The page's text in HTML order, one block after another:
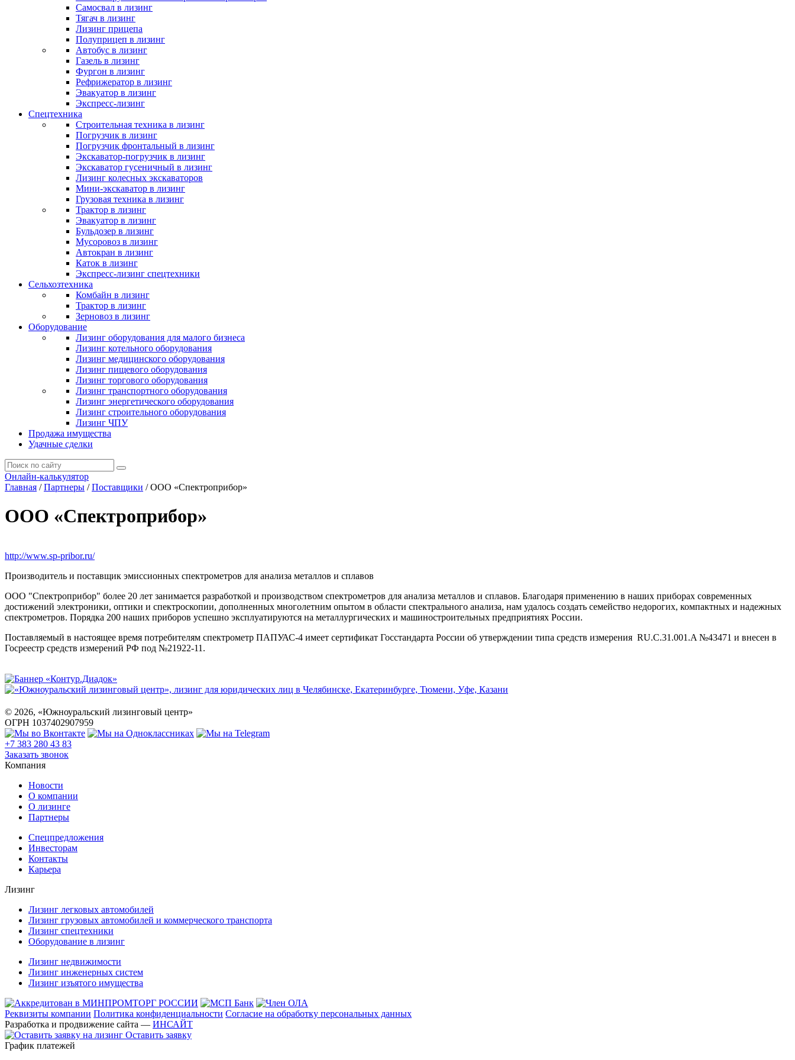
Самосвал в лизинг
Тягач в лизинг
Лизинг прицепа
Полуприцеп в лизинг
Автобус в лизинг
Газель в лизинг
Фургон в лизинг
Рефрижератор в лизинг
Эвакуатор в лизинг
Экспресс-лизинг
Спецтехника
Строительная техника в лизинг
Погрузчик в лизинг
Погрузчик фронтальный в лизинг
Экскаватор-погрузчик в лизинг
Экскаватор гусеничный в лизинг
Лизинг колесных экскаваторов
Мини-экскаватор в лизинг
Грузовая техника в лизинг
Трактор в лизинг
Эвакуатор в лизинг
Бульдозер в лизинг
Мусоровоз в лизинг
Автокран в лизинг
Каток в лизинг
Экспресс-лизинг спецтехники
Сельхозтехника
Комбайн в лизинг
Трактор в лизинг
Зерновоз в лизинг
Оборудование
Лизинг оборудования для малого бизнеса
Лизинг котельного оборудования
Лизинг медицинского оборудования
Лизинг пищевого оборудования
Лизинг торгового оборудования
Лизинг транспортного оборудования
Лизинг энергетического оборудования
Лизинг строительного оборудования
Лизинг ЧПУ
Продажа имущества
Удачные сделки
Онлайн-калькулятор
Главная / Партнеры / Поставщики / ООО «Спектроприбор»
ООО «Спектроприбор»
http://www.sp-pribor.ru/
Производитель и поставщик эмиссионных спектрометров для анализа металлов и сплавов
ООО "Спектроприбор" более 20 лет занимается разработкой и производством спектрометров для анализа металлов и сплавов. Благодаря применению в наших приборах современных
достижений электроники, оптики и спектроскопии, дополненных многолетним опытом в области спектрального анализа, нам удалось создать семейство недорогих, компактных и надежных
спектрометров. Порядка 200 наших приборов успешно эксплуатируются на металлургических и машиностроительных предприятиях России.
Поставляемый в настоящее время потребителям спектрометр ПАПУАС-4 имеет сертификат Госстандарта России об утверждении типа средств измерения RU.C.31.001.A №43471 и внесен в
Госреестр средств измерений РФ под №21922-11.
© 2026, «Южноуральский лизинговый центр»
ОГРН 1037402907959
+7 383 280 43 83
Заказать звонок
Компания
Новости
О компании
О лизинге
Партнеры
Спецпредложения
Инвесторам
Контакты
Карьера
Лизинг
Лизинг легковых автомобилей
Лизинг грузовых автомобилей и коммерческого транспорта
Лизинг спецтехники
Оборудование в лизинг
Лизинг недвижимости
Лизинг инженерных систем
Лизинг изъятого имущества
Реквизиты компании Политика конфиденциальности Согласие на обработку персональных данных
Разработка и продвижение сайта — ИНСАЙТ
Оставить заявку
График платежей